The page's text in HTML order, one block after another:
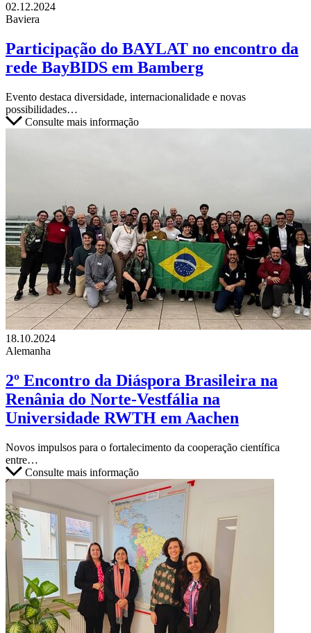
02.12.2024
Baviera
Participação do BAYLAT no encontro da
rede BayBIDS em Bamberg
Evento destaca diversidade, internacionalidade e novas
possibilidades…
Consulte mais informação
18.10.2024
Alemanha
2º Encontro da Diáspora Brasileira na
Renânia do Norte-Vestfália na
Universidade RWTH em Aachen
Novos impulsos para o fortalecimento da cooperação científica
entre…
Consulte mais informação